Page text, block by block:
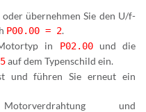
übernehmen Sie den U/f-
P00.00 = 2.
in
P02.00und die
auf dem Typenschild ein.
und führen Sie erneut ein
und